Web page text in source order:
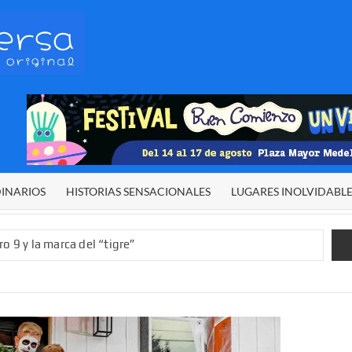
original
HISTORIAS SENSACIONALES LUGARES
9 y la marca del “tigre”
sexual infantil
de El Niño”